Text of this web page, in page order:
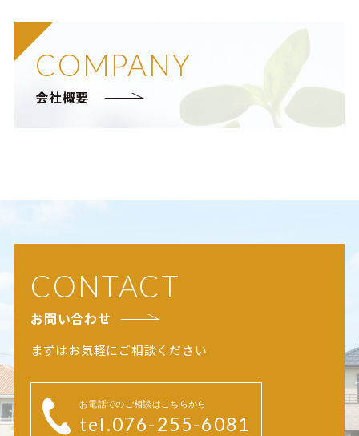
COMPANY
会社概要
CONTACT
お問い合わせ
まずはお気軽にご相談ください
お電話でのご相談はこちらから
tel.076-255-6081